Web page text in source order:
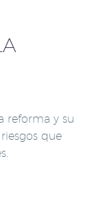
reforma y su
que